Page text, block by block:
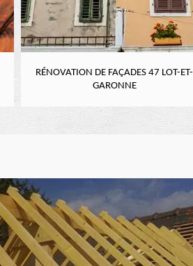
RÉNOVATION DE FAÇADES 47 LOT-ET-
GARONNE